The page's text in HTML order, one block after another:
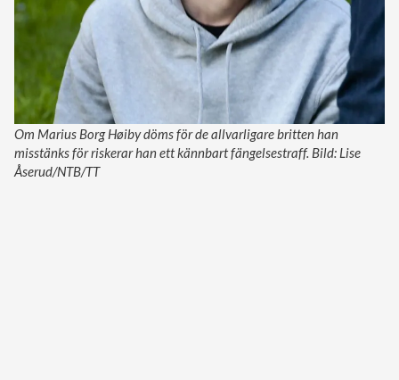
Om Marius Borg Høiby döms för de allvarligare britten han
misstänks för riskerar han ett kännbart fängelsestraff. Bild: Lise
Åserud/NTB/TT